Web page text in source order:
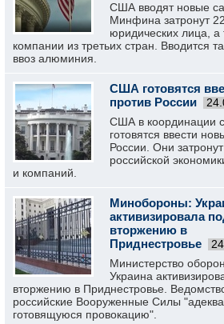
США вводят новые
Минфина затронут
юридических лица, а
компании из третьих стран. Вводится
ввоз алюминия.
США готовятся
против России
США в координации
готовятся ввести
России. Они
российской
и компаний.
Минобороны:
активизировала
вторжению в
Приднестровье
Министерство
Украина
вторжению в Приднестровье.
российские Вооруженные Силы
готовящуюся провокацию".